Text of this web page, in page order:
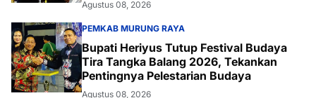
Agustus 08, 2026
PEMKAB MURUNG RAYA
Bupati Heriyus Tutup Festival Budaya
Tira Tangka Balang 2026, Tekankan
Pentingnya Pelestarian Budaya
Agustus 08, 2026